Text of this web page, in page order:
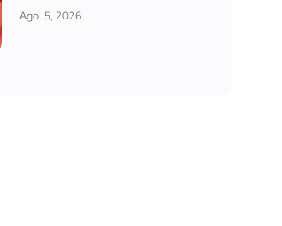
Ago. 5, 2026